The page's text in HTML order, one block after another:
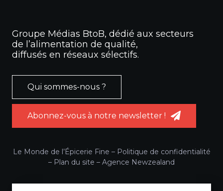
Groupe Médias BtoB, dédié aux secteurs
de l’alimentation de qualité,
diffusés en réseaux sélectifs.
Qui sommes-nous ?
Abonnez-vous à notre newsletter !
Le Monde de l’Épicerie Fine – Politique de confidentialité
– Plan du site – Agence Newzealand